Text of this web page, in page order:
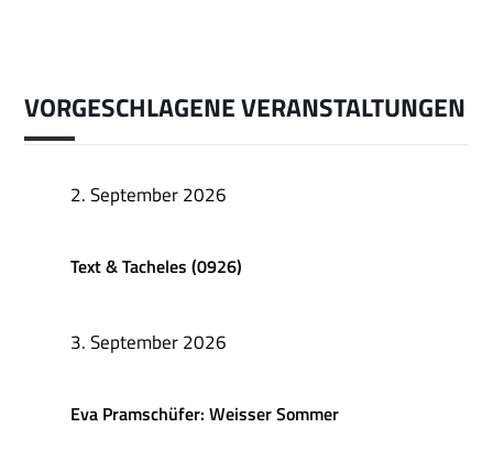
VORGESCHLAGENE VERANSTALTUNGEN
2. September 2026
Text & Tacheles (0926)
3. September 2026
Eva Pramschüfer: Weisser Sommer